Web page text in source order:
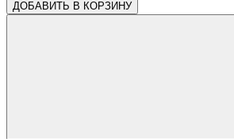
ДОБАВИТЬ В КОРЗИНУ